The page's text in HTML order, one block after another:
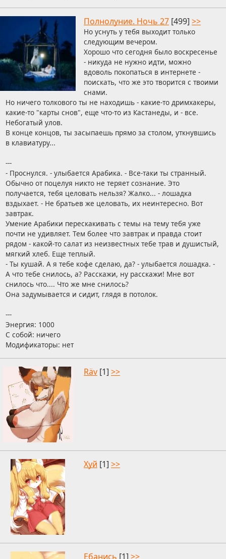
Полнолуние. Ночь 27 [499] >>
Но уснуть у тебя выходит только
следующим вечером.
Хорошо что сегодня было воскресенье
- никуда не нужно идти, можно
вдоволь покопаться в интернете -
поискать, что же это творится с твоими
снами.
Но ничего толкового ты не находишь - какие-то дримхакеры,
какие-то "карты снов", еще что-то из Кастанеды, и - все.
Небогатый улов.
В конце концов, ты засыпаешь прямо за столом, уткнувшись
в клавиатуру...
---
- Проснулся. - улыбается Арабика. - Все-таки ты странный.
Обычно от поцелуя никто не теряет сознание. Это
получается, тебя целовать нельзя? Жалко... - лошадка
вздыхает. - Не братьев же целовать, их неинтересно. Вот
завтрак.
Умение Арабики перескакивать с темы на тему тебя уже
почти не удивляет. Тем более что завтрак и правда стоит
рядом - какой-то салат из неизвестных тебе трав и душистый,
мягкий хлеб. Еще теплый.
- Ты кушай. А я тебе кофе сделаю, да? - улыбается лошадка. -
А что тебе снилось, а? Расскажи, ну расскажи! Мне вот
снилось что.... Что же мне снилось?
Она задумывается и сидит, глядя в потолок.
---
Энергия: 1000
С собой: ничего
Модификаторы: нет
Räv [1] >>
Хуй [1] >>
Ебанись [1] >>